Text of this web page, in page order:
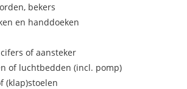
bekers
en handdoeken
of aansteker
of luchtbedden (incl. pomp)
(klap)stoelen